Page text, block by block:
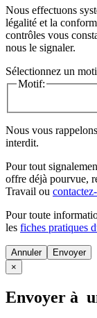
Nous effectuons
légalité et la
contrôles vous
nous le signaler.
Sélectionnez un
Motif:
Nous vous
interdit.
Pour tout
offre déjà pourvue,
Travail ou
Pour toute
les fiches pratiques
Annuler
×
Envoyer à